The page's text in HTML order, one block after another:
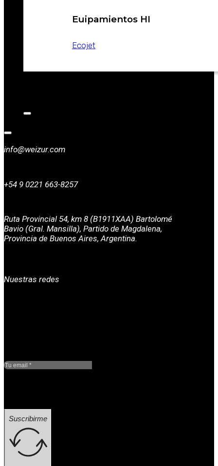
Euipamientos HI
Ecojet
info@weizur.com
+54 9 0221 663-8257
Ruta Provincial 54, km 8 (B1911XAA) Bartolomé
Bavio (Gral. Mansilla), Partido de Magdalena,
Provincia de Buenos Aires, Argentina.
Nuestras redes
Suscribirme